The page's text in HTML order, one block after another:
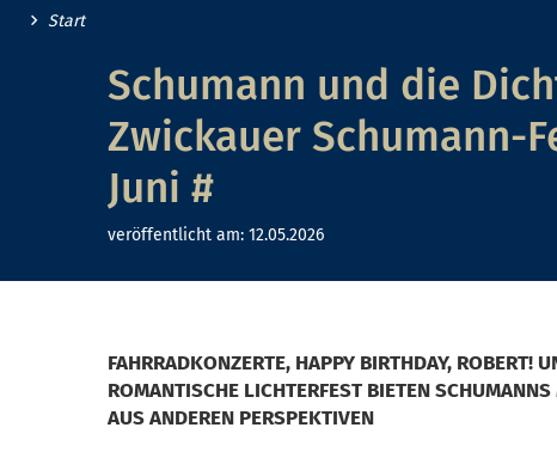
Start
Schumann und die
Zwickauer Schumann-
Juni #
veröffentlicht am: 12.05.2026
FAHRRADKONZERTE, HAPPY BIRTHDAY, ROBERT!
ROMANTISCHE LICHTERFEST BIETEN
AUS ANDEREN PERSPEKTIVEN